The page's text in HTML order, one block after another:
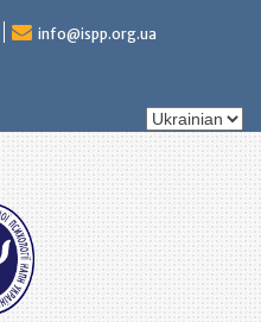
info@ispp.org.ua
Вибрати